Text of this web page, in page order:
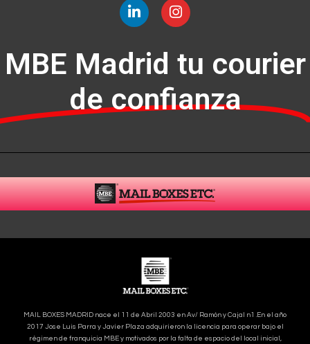
MBE Madrid tu courier
de confianza
MAIL BOXES MADRID nace el 11 de Abril 2003 en Av/ Ramón y Cajal n1 .En el año
2017 Jose Luis Parra y Javier Plaza adquirieron la licencia para operar bajo el
régimen de franquicia MBE y motivados por la falta de espacio del local inicial,